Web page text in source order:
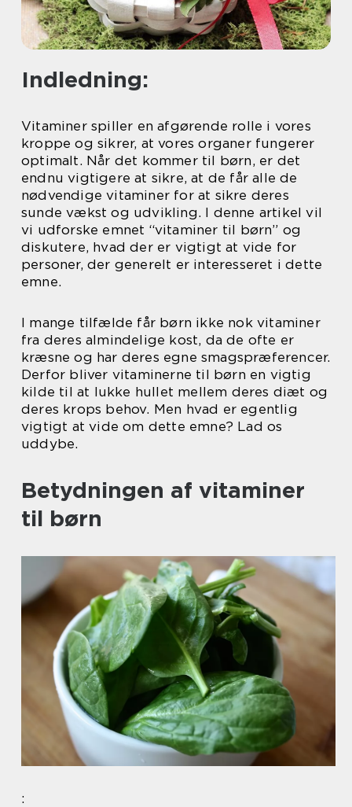
Indledning:
Vitaminer spiller en afgørende rolle i vores
kroppe og sikrer, at vores organer fungerer
optimalt. Når det kommer til børn, er det
endnu vigtigere at sikre, at de får alle de
nødvendige vitaminer for at sikre deres
sunde vækst og udvikling. I denne artikel vil
vi udforske emnet “vitaminer til børn” og
diskutere, hvad der er vigtigt at vide for
personer, der generelt er interesseret i dette
emne.
I mange tilfælde får børn ikke nok vitaminer
fra deres almindelige kost, da de ofte er
kræsne og har deres egne smagspræferencer.
Derfor bliver vitaminerne til børn en vigtig
kilde til at lukke hullet mellem deres diæt og
deres krops behov. Men hvad er egentlig
vigtigt at vide om dette emne? Lad os
uddybe.
Betydningen af vitaminer
til børn
: